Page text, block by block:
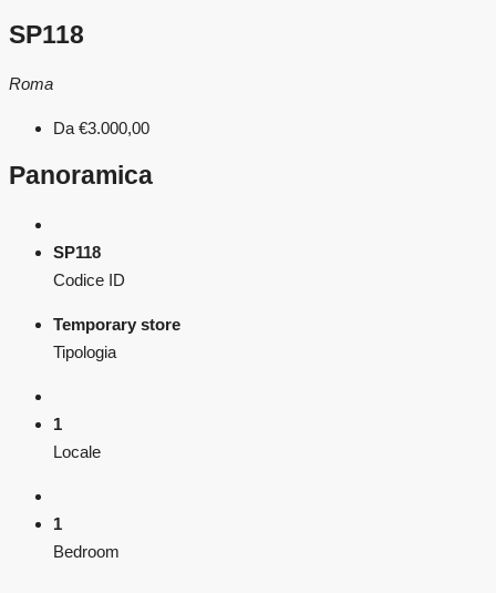
SP118
Roma
Da €3.000,00
Panoramica
SP118
Codice ID
Temporary store
Tipologia
1
Locale
1
Bedroom